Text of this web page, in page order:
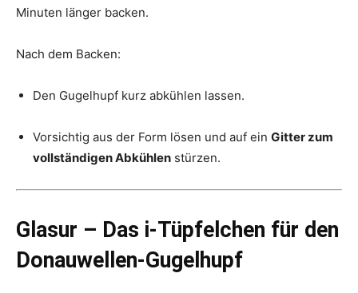
Minuten länger backen.
Nach dem Backen:
Den Gugelhupf kurz abkühlen lassen.
Vorsichtig aus der Form lösen und auf ein Gitter zum
vollständigen Abkühlen stürzen.
Glasur – Das i-Tüpfelchen für den
Donauwellen-Gugelhupf